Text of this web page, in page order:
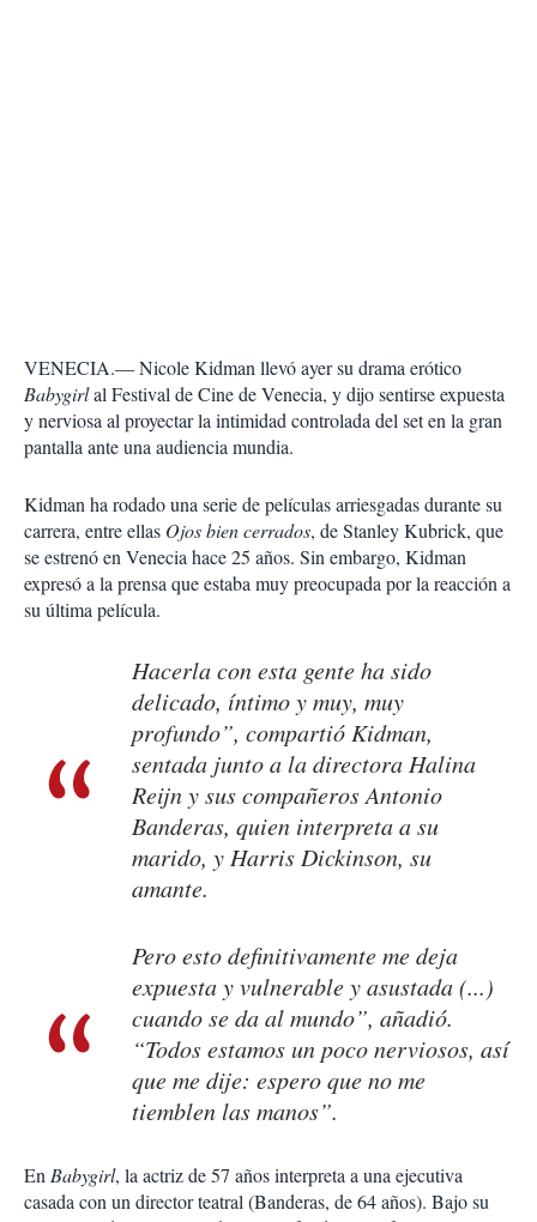
VENECIA.— Nicole Kidman llevó ayer su drama erótico
Babygirlal Festival de Cine de Venecia, y dijo sentirse expuesta
y nerviosa al proyectar la intimidad controlada del set en la gran
pantalla ante una audiencia mundia.
Kidman ha rodado una serie de películas arriesgadas durante su
carrera, entre ellas Ojos bien cerrados, de Stanley Kubrick, que
se estrenó en Venecia hace 25 años. Sin embargo, Kidman
expresó a la prensa que estaba muy preocupada por la reacción a
su última película.
Hacerla con esta gente ha sido
delicado, íntimo y muy, muy
profundo”, compartió Kidman,
sentada junto a la directora Halina
Reijn y sus compañeros Antonio
Banderas, quien interpreta a su
marido, y Harris Dickinson, su
amante.
Pero esto definitivamente me deja
expuesta y vulnerable y asustada (...)
cuando se da al mundo”, añadió.
“Todos estamos un poco nerviosos, así
que me dije: espero que no me
tiemblen las manos”.
EnBabygirl, la actriz de 57 años interpreta a una ejecutiva
casada con un director teatral (Banderas, de 64 años). Bajo su